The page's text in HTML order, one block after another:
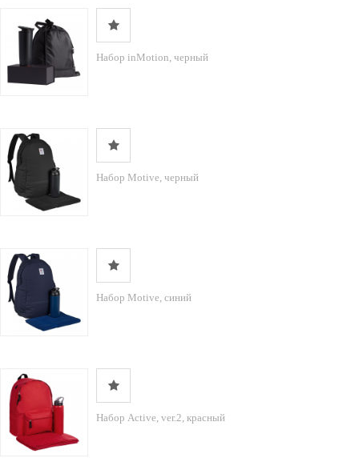
Набор inMotion, черный
Набор Motive, черный
Набор Motive, синий
Набор Active, ver.2, красный